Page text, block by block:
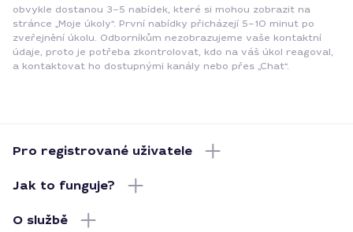
obvykle dostanou 3–5 nabídek, které si mohou zobrazit na
stránce „Moje úkoly“. První nabídky přicházejí 5–10 minut po
zveřejnění úkolu. Odborníkům nezobrazujeme vaše kontaktní
údaje, proto je potřeba zkontrolovat, kdo na váš úkol reagoval,
a kontaktovat ho dostupnými kanály nebo přes „Chat“.
Pro registrované uživatele
Jak to funguje?
O službě